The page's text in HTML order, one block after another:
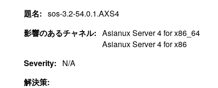
題名: sos-3.2-54.0.1.AXS4
影響のあるチャネル: Asianux Server 4 for x86_64
Asianux Server 4 for x86
Severity:
N/A
解決策: